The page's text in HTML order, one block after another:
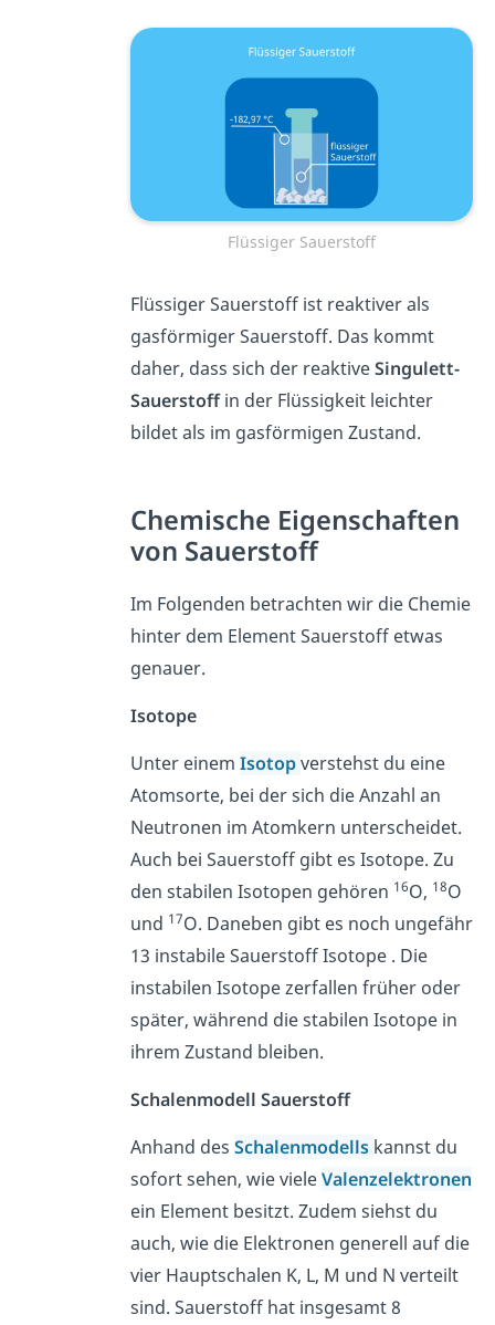
Flüssiger Sauerstoff
Flüssiger Sauerstoff ist reaktiver als
gasförmiger Sauerstoff. Das kommt
daher, dass sich der reaktiveSingulett-
Sauerstoffin der Flüssigkeit leichter
bildet als im gasförmigen Zustand.
Chemische Eigenschaften
von Sauerstoff
Im Folgenden betrachten wir die Chemie
hinter dem Element Sauerstoff etwas
genauer.
Isotope
Unter einem Isotopverstehst du eine
Atomsorte, bei der sich die Anzahl an
Neutronen im Atomkern unterscheidet.
Auch bei Sauerstoff gibt es Isotope. Zu
den stabilen Isotopen gehören 16O, 18O
und 17O. Daneben gibt es noch ungefähr
13 instabile Sauerstoff Isotope . Die
instabilen Isotope zerfallen früher oder
später, während die stabilen Isotope in
ihrem Zustand bleiben.
Schalenmodell Sauerstoff
Anhand des Schalenmodells kannst du
sofort sehen, wie vieleValenzelektronen
ein Element besitzt. Zudem siehst du
auch, wie die Elektronen generell auf die
vier Hauptschalen K, L, M und N verteilt
sind. Sauerstoff hat insgesamt 8